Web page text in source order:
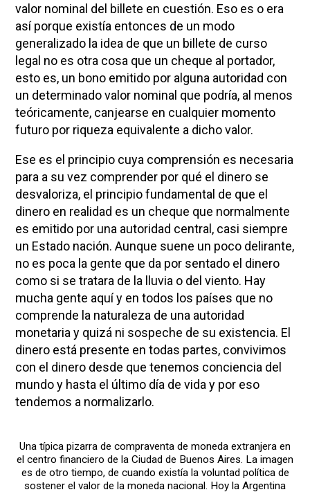
valor nominal del billete en cuestión. Eso es o era
así porque existía entonces de un modo
generalizado la idea de que un billete de curso
legal no es otra cosa que un cheque al portador,
esto es, un bono emitido por alguna autoridad con
un determinado valor nominal que podría, al menos
teóricamente, canjearse en cualquier momento
futuro por riqueza equivalente a dicho valor.
Ese es el principio cuya comprensión es necesaria
para a su vez comprender por qué el dinero se
desvaloriza, el principio fundamental de que el
dinero en realidad es un cheque que normalmente
es emitido por una autoridad central, casi siempre
un Estado nación. Aunque suene un poco delirante,
no es poca la gente que da por sentado el dinero
como si se tratara de la lluvia o del viento. Hay
mucha gente aquí y en todos los países que no
comprende la naturaleza de una autoridad
monetaria y quizá ni sospeche de su existencia. El
dinero está presente en todas partes, convivimos
con el dinero desde que tenemos conciencia del
mundo y hasta el último día de vida y por eso
tendemos a normalizarlo.
Una típica pizarra de compraventa de moneda extranjera en
el centro financiero de la Ciudad de Buenos Aires. La imagen
es de otro tiempo, de cuando existía la voluntad política de
sostener el valor de la moneda nacional. Hoy la Argentina